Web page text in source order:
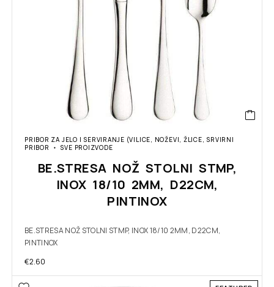
PRIBOR ZA JELO I SERVIRANJE (VILICE, NOŽEVI, ŽLICE, SRVIRNI
PRIBOR
SVE PROIZVODE
BE.STRESA NOŽ STOLNI STMP,
INOX 18/10 2MM, D22CM,
PINTINOX
BE.STRESA NOŽ STOLNI STMP, INOX 18/10 2MM, D22CM,
PINTINOX
€2.60